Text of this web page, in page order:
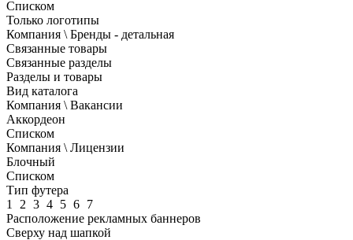
Списком
Только логотипы
Компания \ Бренды - детальная
Связанные товары
Связанные разделы
Разделы и товары
Вид каталога
Компания \ Вакансии
Аккордеон
Списком
Компания \ Лицензии
Блочный
Списком
Тип футера
1
2 3 4 5 6 7
Расположение рекламных баннеров
Сверху над шапкой